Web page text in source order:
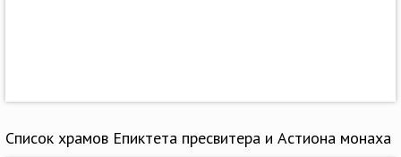
Список храмов Епиктета пресвитера и Астиона монаха